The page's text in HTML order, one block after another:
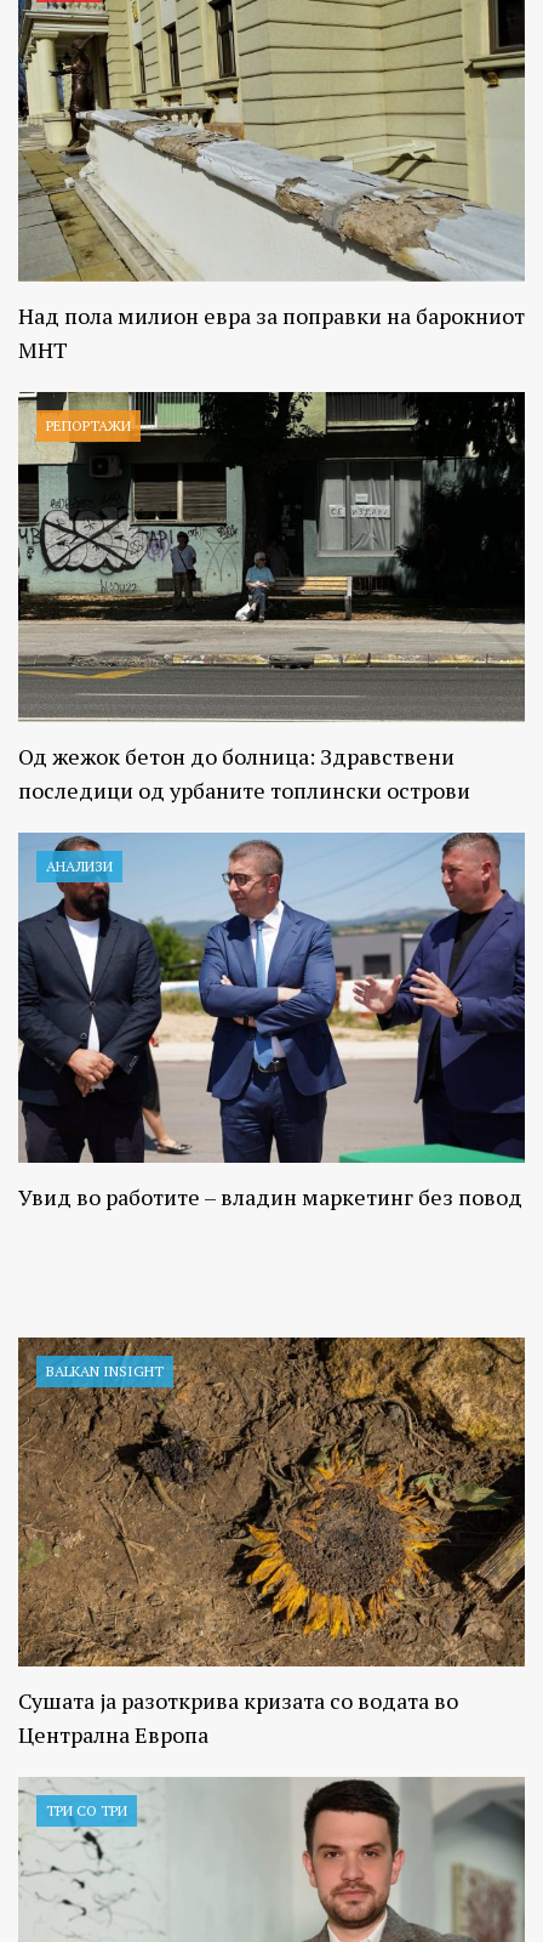
Над пола милион евра за поправки на барокниот
МНТ
РЕПОРТАЖИ
Од жежок бетон до болница: Здравствени
последици од урбаните топлински острови
АНАЛИЗИ
Увид во работите – владин маркетинг без повод
BALKAN INSIGHT
Сушата ја разоткрива кризата со водата во
Централна Европа
ТРИ СО ТРИ